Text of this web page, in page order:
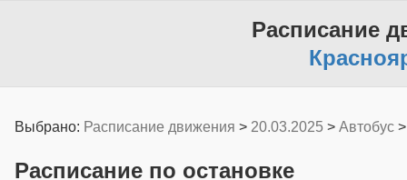
Расписание
Выбрано: Расписание движения > 20.03.2025 > Автобус
Расписание по остановке